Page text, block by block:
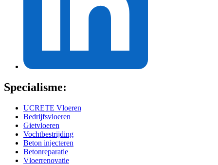
Specialisme:
UCRETE Vloeren
Bedrijfsvloeren
Gietvloeren
Vochtbestrijding
Beton injecteren
Betonreparatie
Vloerrenovatie